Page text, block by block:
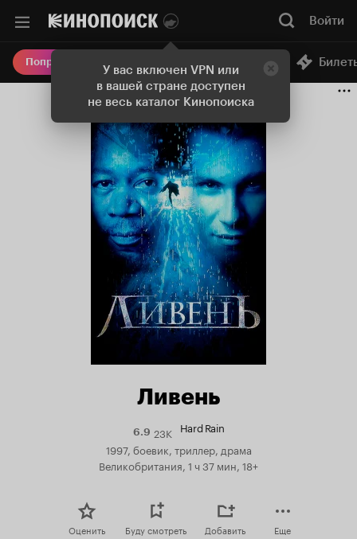
У вас включен VPN или
в вашей стране доступен
не весь каталог Кинопоиска
Войти
Попробовать Плюс Онлайн-кинотеатр
Ливень
6.9Рейтинг
23K Hard Rain
1997, боевик, триллер, драма
Великобритания, 1 ч 37 мин, 18+
Оценить Буду смотреть Добавить Еще